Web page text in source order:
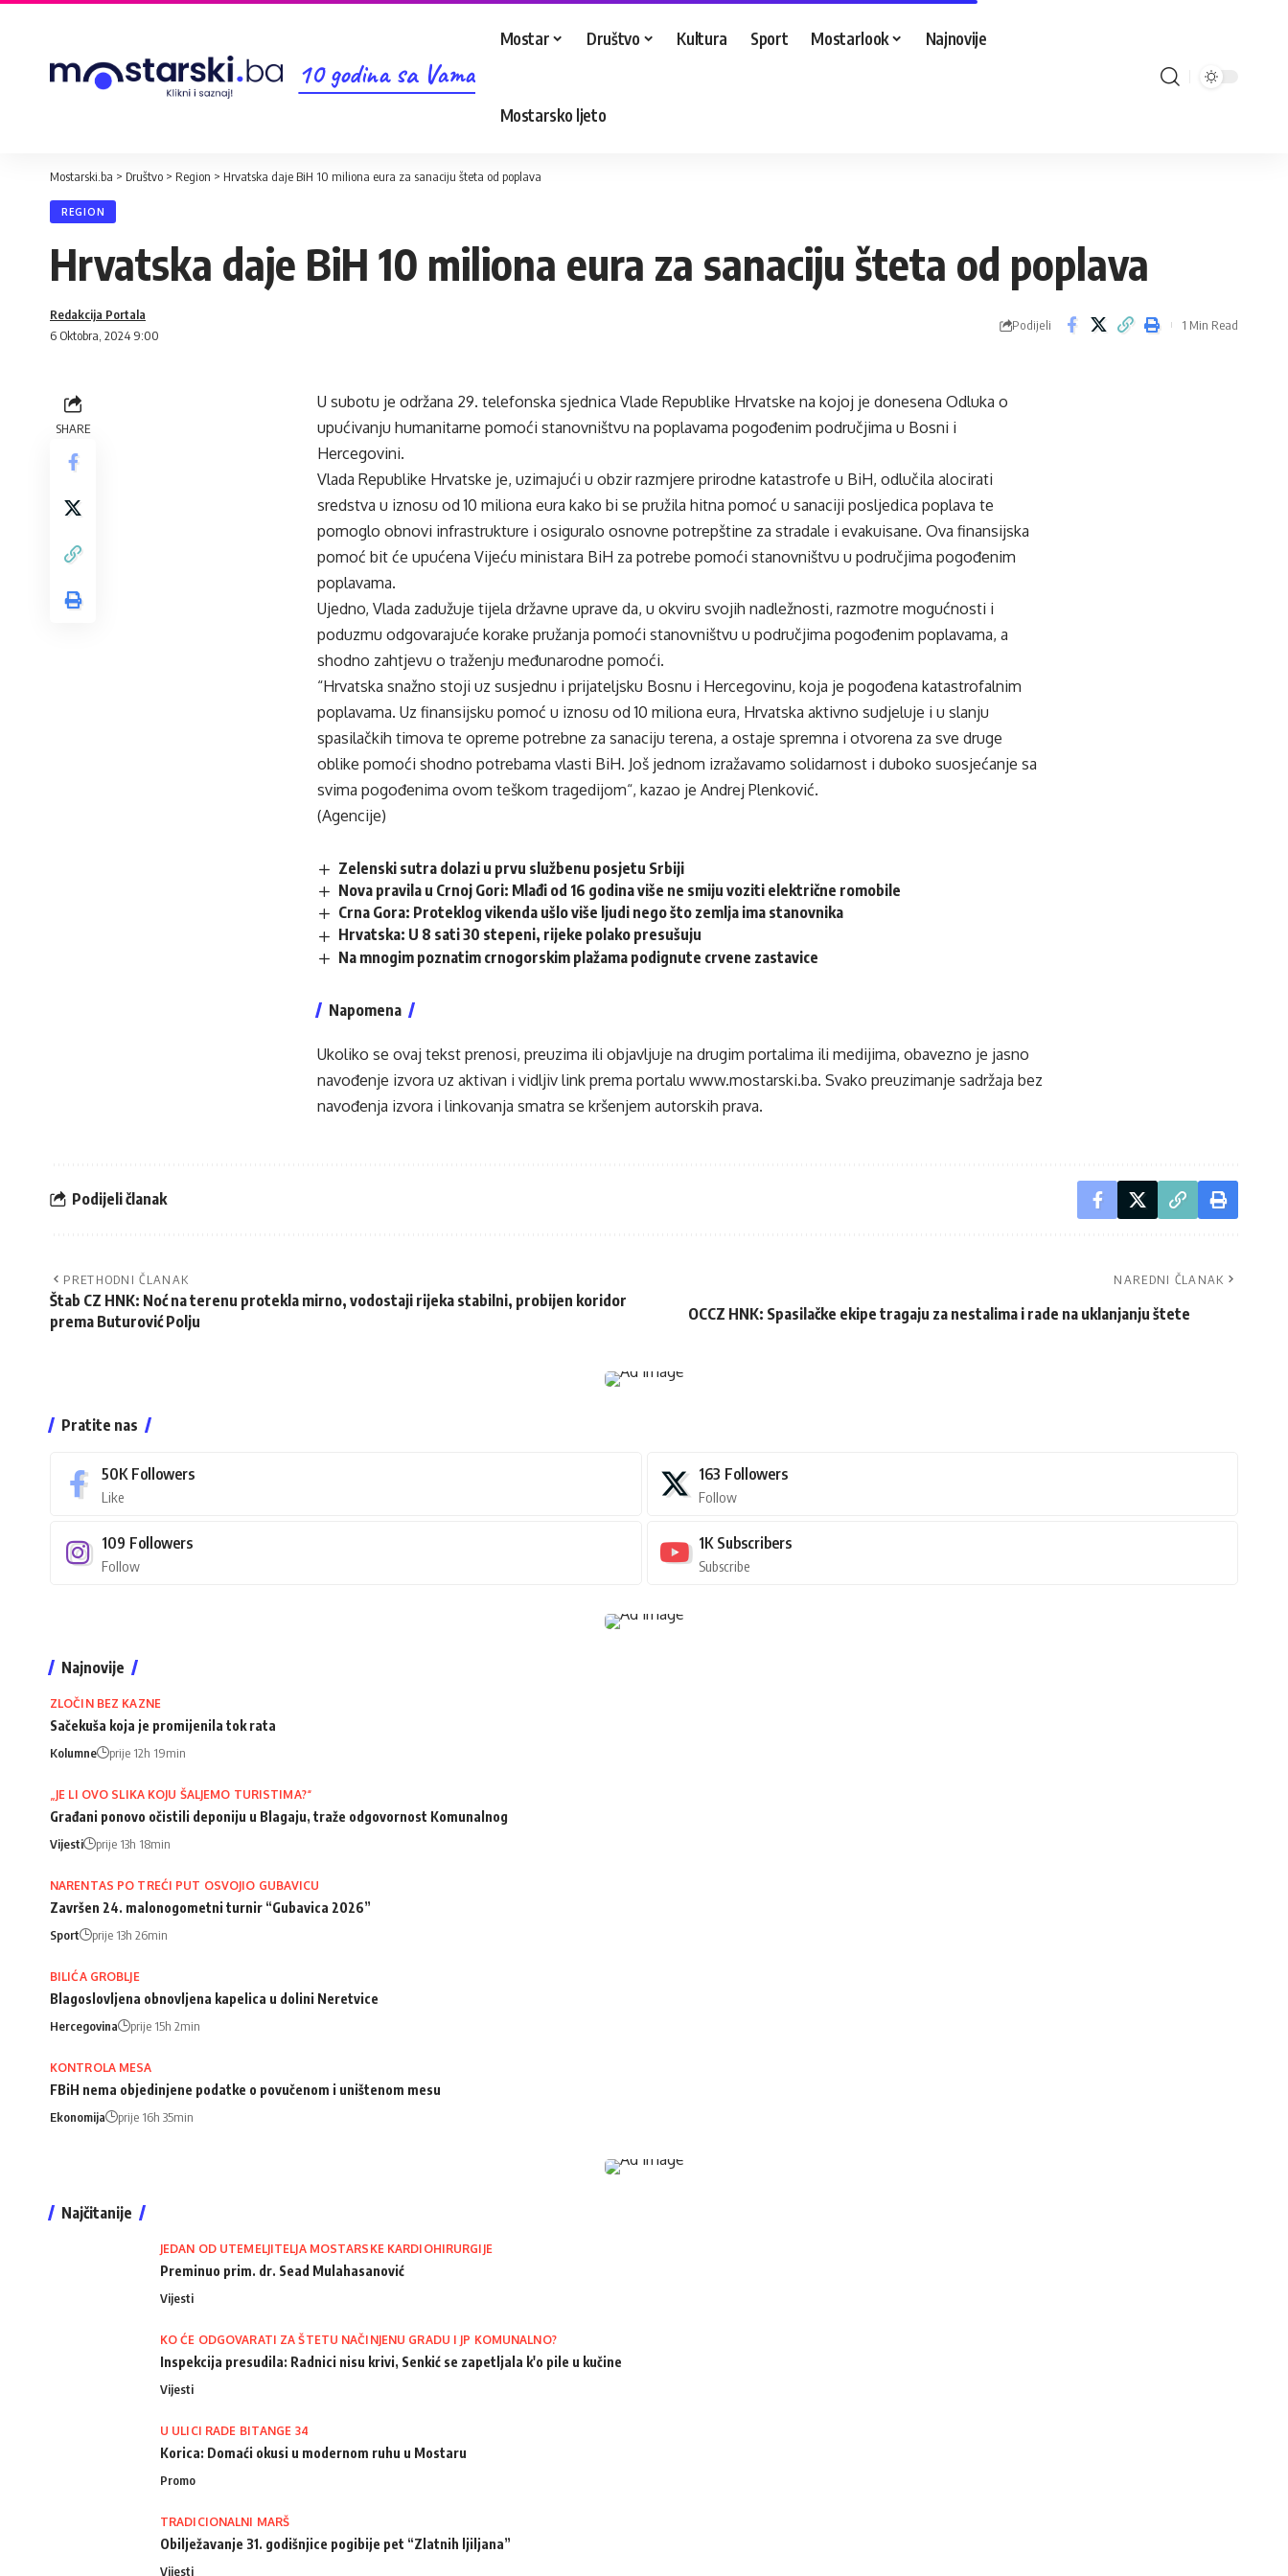
10 godina sa Vama
Mostar Društvo Kultura Sport Mostarlook Najnovije
Mostarsko ljeto
Mostarski.ba > Društvo > Region > Hrvatska daje BiH 10 miliona eura za sanaciju šteta od poplava
REGION
Hrvatska daje BiH 10 miliona eura za sanaciju šteta od poplava
6 Oktobra, 2024 9:00
Redakcija Portala
Podijeli 1 Min Read
SHARE
U subotu je održana 29. telefonska sjednica Vlade Republike Hrvatske na kojoj je donesena Odluka o
upućivanju humanitarne pomoći stanovništvu na poplavama pogođenim područjima u Bosni i
Hercegovini.
Vlada Republike Hrvatske je, uzimajući u obzir razmjere prirodne katastrofe u BiH, odlučila alocirati
sredstva u iznosu od 10 miliona eura kako bi se pružila hitna pomoć u sanaciji posljedica poplava te
pomoglo obnovi infrastrukture i osiguralo osnovne potrepštine za stradale i evakuisane. Ova finansijska
pomoć bit će upućena Vijeću ministara BiH za potrebe pomoći stanovništvu u područjima pogođenim
poplavama.
Ujedno, Vlada zadužuje tijela državne uprave da, u okviru svojih nadležnosti, razmotre mogućnosti i
poduzmu odgovarajuće korake pružanja pomoći stanovništvu u područjima pogođenim poplavama, a
shodno zahtjevu o traženju međunarodne pomoći.
“Hrvatska snažno stoji uz susjednu i prijateljsku Bosnu i Hercegovinu, koja je pogođena katastrofalnim
poplavama. Uz finansijsku pomoć u iznosu od 10 miliona eura, Hrvatska aktivno sudjeluje i u slanju
spasilačkih timova te opreme potrebne za sanaciju terena, a ostaje spremna i otvorena za sve druge
oblike pomoći shodno potrebama vlasti BiH. Još jednom izražavamo solidarnost i duboko suosjećanje sa
svima pogođenima ovom teškom tragedijom“, kazao je Andrej Plenković.
(Agencije)
Zelenski sutra dolazi u prvu službenu posjetu Srbiji
Nova pravila u Crnoj Gori: Mlađi od 16 godina više ne smiju voziti električne romobile
Crna Gora: Proteklog vikenda ušlo više ljudi nego što zemlja ima stanovnika
Hrvatska: U 8 sati 30 stepeni, rijeke polako presušuju
Na mnogim poznatim crnogorskim plažama podignute crvene zastavice
Napomena
Ukoliko se ovaj tekst prenosi, preuzima ili objavljuje na drugim portalima ili medijima, obavezno je jasno
navođenje izvora uz aktivan i vidljiv link prema portalu www.mostarski.ba. Svako preuzimanje sadržaja bez
navođenja izvora i linkovanja smatra se kršenjem autorskih prava.
Podijeli članak
PRETHODNI ČLANAK
Štab CZ HNK: Noć na terenu protekla mirno, vodostaji rijeka stabilni, probijen koridor
prema Buturović Polju
NAREDNI ČLANAK
OCCZ HNK: Spasilačke ekipe tragaju za nestalima i rade na uklanjanju štete
Pratite nas
50K Followers
Like
163 Followers
Follow
109 Followers
Follow
1K Subscribers
Subscribe
Najnovije
ZLOČIN BEZ KAZNE
Sačekuša koja je promijenila tok rata
Kolumne prije 12h 19min
„JE LI OVO SLIKA KOJU ŠALJEMO TURISTIMA?“
Građani ponovo očistili deponiju u Blagaju, traže odgovornost Komunalnog
Vijesti prije 13h 18min
NARENTAS PO TREĆI PUT OSVOJIO GUBAVICU
Završen 24. malonogometni turnir “Gubavica 2026”
Sport prije 13h 26min
BILIĆA GROBLJE
Blagoslovljena obnovljena kapelica u dolini Neretvice
Hercegovina prije 15h 2min
KONTROLA MESA
FBiH nema objedinjene podatke o povučenom i uništenom mesu
Ekonomija prije 16h 35min
Najčitanije
JEDAN OD UTEMELJITELJA MOSTARSKE KARDIOHIRURGIJE
Preminuo prim. dr. Sead Mulahasanović
Vijesti
KO ĆE ODGOVARATI ZA ŠTETU NAČINJENU GRADU I JP KOMUNALNO?
Inspekcija presudila: Radnici nisu krivi, Senkić se zapetljala k'o pile u kučine
Vijesti
U ULICI RADE BITANGE 34
Korica: Domaći okusi u modernom ruhu u Mostaru
Promo
TRADICIONALNI MARŠ
Obilježavanje 31. godišnjice pogibije pet “Zlatnih ljiljana”
Vijesti